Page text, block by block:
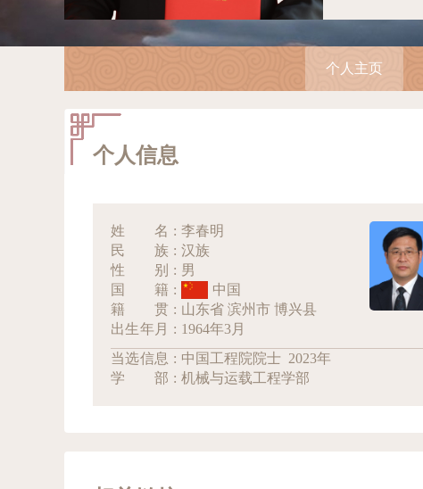
个人主页
个人信息
姓名 : 李春明
民族 : 汉族
性别 : 男
国籍 :
中国
籍贯 : 山东省 滨州市 博兴县
出生年月 : 1964年3月
当选信息 : 中国工程院院士 2023年
学部 : 机械与运载工程学部